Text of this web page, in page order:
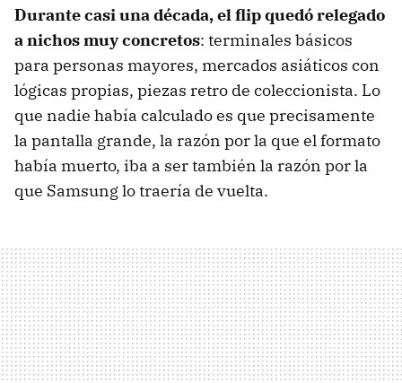
Durante casi una década, el flip quedó relegado
a nichos muy concretos: terminales básicos
para personas mayores, mercados asiáticos con
lógicas propias, piezas retro de coleccionista. Lo
que nadie había calculado es que precisamente
la pantalla grande, la razón por la que el formato
había muerto, iba a ser también la razón por la
que Samsung lo traería de vuelta.